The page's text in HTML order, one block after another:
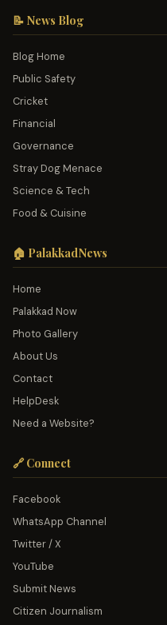
📝 News Blog
Blog Home
Public Safety
Cricket
Financial
Governance
Stray Dog Menace
Science & Tech
Food & Cuisine
🏠 PalakkadNews
Home
Palakkad Now
Photo Gallery
About Us
Contact
HelpDesk
Need a Website?
🔗 Connect
Facebook
WhatsApp Channel
Twitter / X
YouTube
Submit News
Citizen Journalism